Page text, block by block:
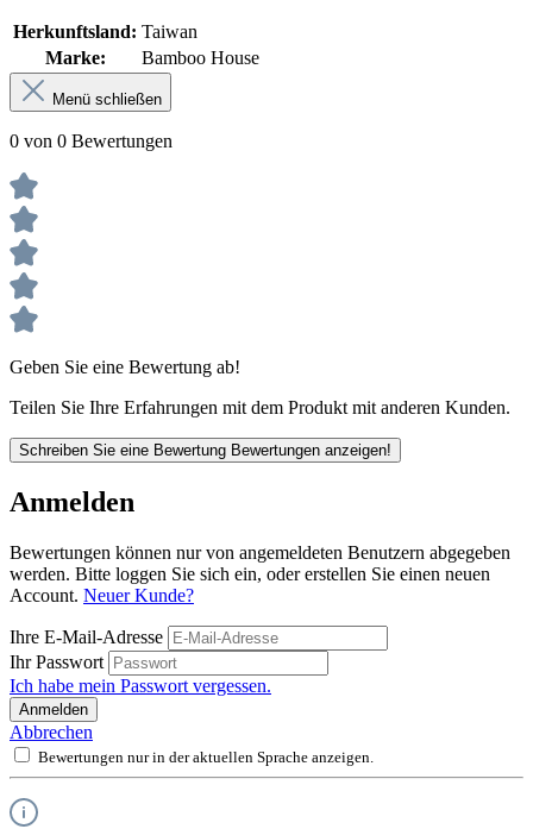
Herkunftsland: Taiwan
Marke:
Bamboo House
Menü schließen
0 von 0 Bewertungen
Geben Sie eine Bewertung ab!
Teilen Sie Ihre Erfahrungen mit dem Produkt mit anderen Kunden.
Schreiben Sie eine Bewertung Bewertungen anzeigen!
Anmelden
Bewertungen können nur von angemeldeten Benutzern abgegeben
werden. Bitte loggen Sie sich ein, oder erstellen Sie einen neuen
Account. Neuer Kunde?
Ihre E-Mail-Adresse
Ihr Passwort
Ich habe mein Passwort vergessen.
Anmelden
Abbrechen
Bewertungen nur in der aktuellen Sprache anzeigen.